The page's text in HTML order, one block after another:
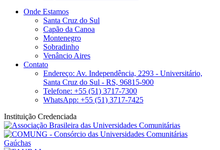
Onde Estamos
Santa Cruz do Sul
Capão da Canoa
Montenegro
Sobradinho
Venâncio Aires
Contato
Endereço: Av. Independência, 2293 - Universitário,
Santa Cruz do Sul - RS, 96815-900
Telefone: +55 (51) 3717-7300
WhatsApp: +55 (51) 3717-7425
Instituição Credenciada